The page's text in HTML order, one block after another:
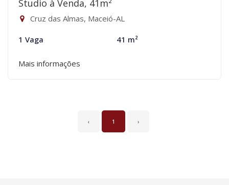
Studio à Venda, 41m²
Cruz das Almas, Maceió-AL
1 Vaga 41 m²
Mais informações
‹ 1 ›